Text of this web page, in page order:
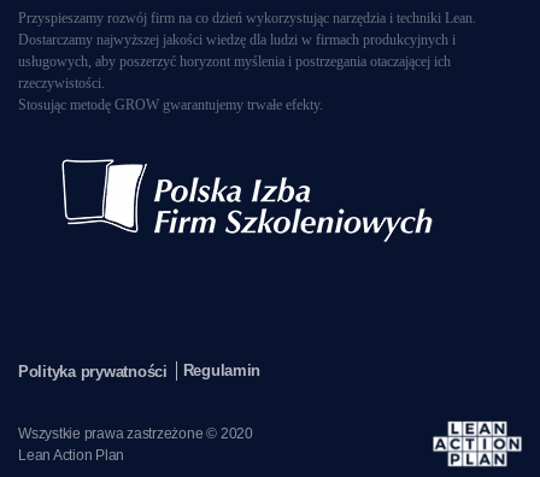
Przyspieszamy rozwój firm na co dzień wykorzystując narzędzia i techniki Lean.
Dostarczamy najwyższej jakości wiedzę dla ludzi w firmach produkcyjnych i
usługowych, aby poszerzyć horyzont myślenia i postrzegania otaczającej ich
rzeczywistości.
Stosując metodę GROW gwarantujemy trwałe efekty.
Wszystkie prawa zastrzeżone © 2020
Lean Action Plan
Polityka prywatności Regulamin